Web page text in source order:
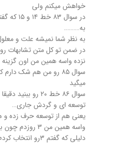
خواهش میکنم ولی
در سوال
به……….
به نظر شما نمیشه علت و
در ضمن تو کل متن تشابهات
نزده واسه همین من اون گزینه
سوال ۸۵ رو من هم شک
میگید
سوال ۸۶ خط ۲۰ رو
توسعه ای و گردش جاری…
یعنی هم از توسعه حرف زده و
دلیلی که گفتم ۳رو انتخاب کردم